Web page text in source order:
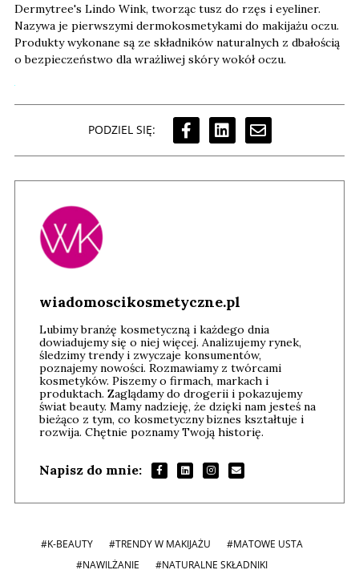
Dermytree's Lindo Wink, tworząc tusz do rzęs i eyeliner.
Nazywa je pierwszymi dermokosmetykami do makijażu oczu.
Produkty wykonane są ze składników naturalnych z dbałością
o bezpieczeństwo dla wrażliwej skóry wokół oczu.
PODZIEL SIĘ:
wiadomoscikosmetyczne.pl
Lubimy branżę kosmetyczną i każdego dnia
dowiadujemy się o niej więcej. Analizujemy rynek,
śledzimy trendy i zwyczaje konsumentów,
poznajemy nowości. Rozmawiamy z twórcami
kosmetyków. Piszemy o firmach, markach i
produktach. Zaglądamy do drogerii i pokazujemy
świat beauty. Mamy nadzieję, że dzięki nam jesteś na
bieżąco z tym, co kosmetyczny biznes kształtuje i
rozwija. Chętnie poznamy Twoją historię.
Napisz do mnie:
#K-BEAUTY #TRENDY W MAKIJAŻU
#MATOWE USTA
#NAWILŻANIE
#NATURALNE SKŁADNIKI